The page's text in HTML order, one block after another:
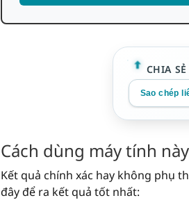
CHIA
Sao chép
Cách dùng máy tính này
Kết quả chính xác hay không phụ
đây để ra kết quả tốt nhất: